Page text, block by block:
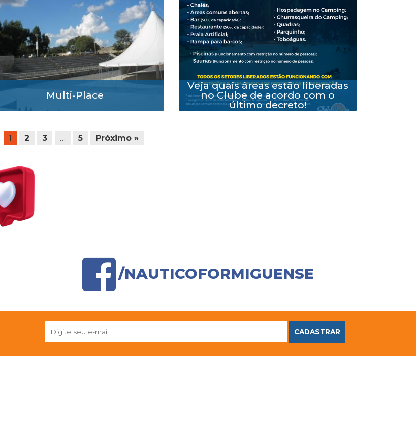
Multi-Place
Veja quais áreas estão liberadas
no Clube de acordo com o
último decreto!
1 2 3 … 5 Próximo »
/NAUTICOFORMIGUENSE